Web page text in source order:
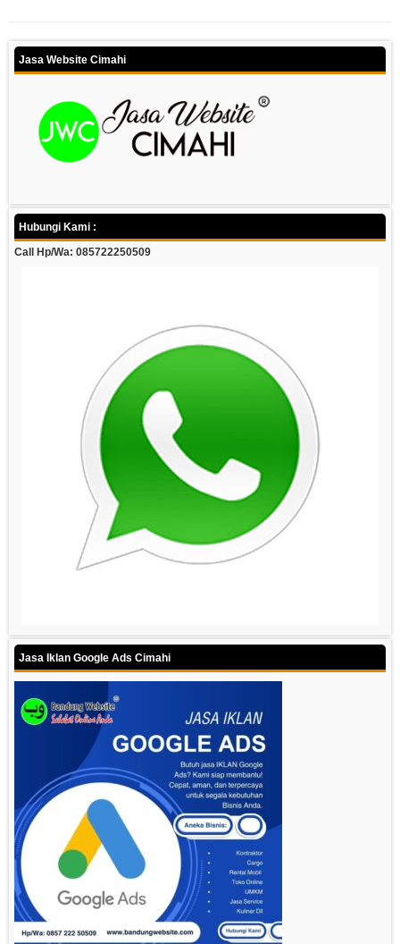
Jasa Website Cimahi
Hubungi Kami :
Call Hp/Wa: 085722250509
Jasa Iklan Google Ads Cimahi